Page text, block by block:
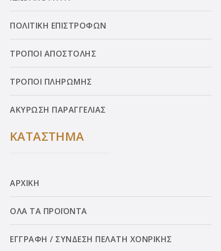
ΠΟΛΙΤΙΚΗ ΕΠΙΣΤΡΟΦΩΝ
ΤΡΟΠΟΙ ΑΠΟΣΤΟΛΗΣ
ΤΡΟΠΟΙ ΠΛΗΡΩΜΗΣ
ΑΚΥΡΩΣΗ ΠΑΡΑΓΓΕΛΙΑΣ
ΚΑΤΑΣΤΗΜΑ
ΑΡΧΙΚΗ
ΟΛΑ ΤΑ ΠΡΟΪΟΝΤΑ
ΕΓΓΡΑΦΗ / ΣΥΝΔΕΣΗ ΠΕΛΑΤΗ ΧΟΝΡΙΚΗΣ